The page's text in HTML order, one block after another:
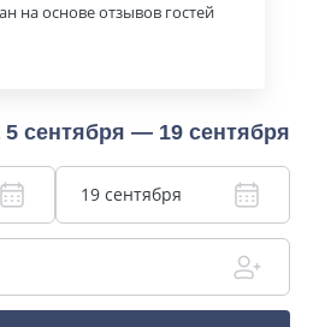
на основе отзывов гостей
сентября — 19 сентября
19 сентября